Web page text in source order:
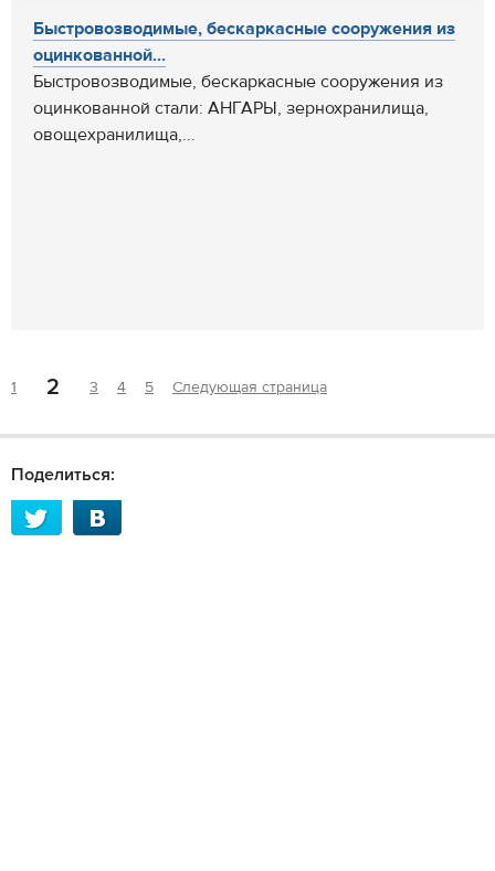
Быстровозводимые, бескаркасные сооружения из
оцинкованной...
Быстровозводимые, бескаркасные сооружения из
оцинкованной стали: АНГАРЫ, зернохранилища,
овощехранилища,...
1 2 3 4 5 Следующая страница
Поделиться: